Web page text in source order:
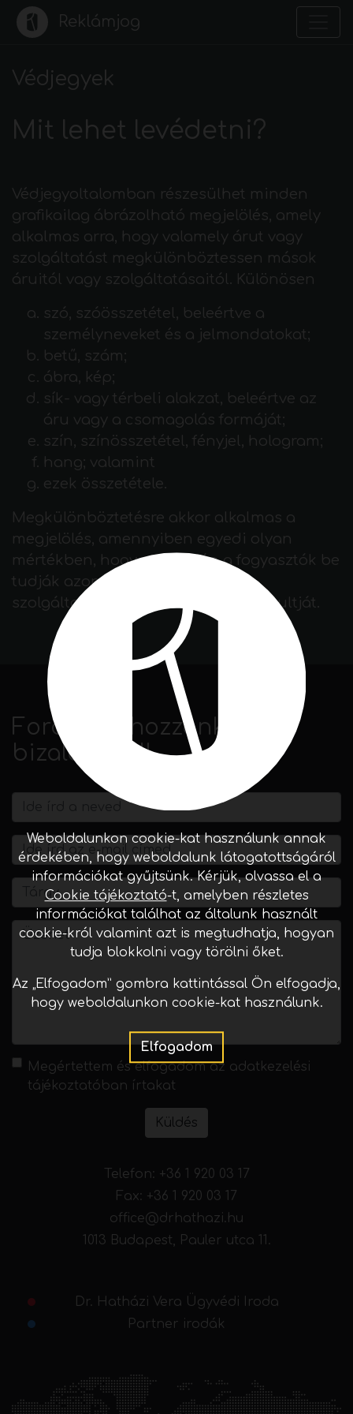
Weboldalunkon cookie-kat használunk annak
érdekében, hogy weboldalunk látogatottságáról
információkat gyűjtsünk. Kérjük, olvassa el a
Cookie tájékoztató-t, amelyben részletes
információkat találhat az általunk használt
cookie-król valamint azt is megtudhatja, hogyan
tudja blokkolni vagy törölni őket.
Az „Elfogadom” gombra kattintással Ön elfogadja,
hogy weboldalunkon cookie-kat használunk.
Elfogadom
Reklámjog
Védjegyek
Mit lehet levédetni?
Védjegyoltalomban részesülhet minden
grafikailag ábrázolható megjelölés, amely
alkalmas arra, hogy valamely árut vagy
szolgáltatást megkülönböztessen mások
áruitól vagy szolgáltatásaitól. Különösen
szó, szóösszetétel, beleértve a
személyneveket és a jelmondatokat;
betű, szám;
ábra, kép;
sík- vagy térbeli alakzat, beleértve az
áru vagy a csomagolás formáját;
szín, színösszetétel, fényjel, hologram;
hang; valamint
ezek összetétele.
Megkülönböztetésre akkor alkalmas a
megjelölés, amennyiben egyedi olyan
mértékben, hogy az alapján a fogyasztók be
tudják azonosítani az árut vagy
szolgáltatást, illetve a védjegy jogosultját.
Forduljon hozzánk
bizalommal!
Megértettem és elfogadom az adatkezelési
tájékoztatóban írtakat
Küldés
Telefon: +36 1 920 03 17
Fax: +36 1 920 03 17
office@drhathazi.hu
1013 Budapest, Pauler utca 11.
Dr. Hatházi Vera Ügyvédi Iroda
Partner irodák